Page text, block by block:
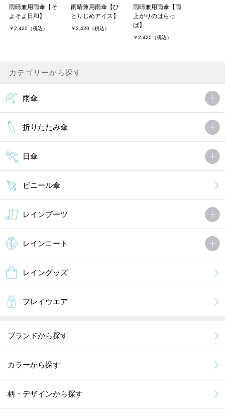
雨晴兼用雨傘【そ
よそよ日和】
￥2,420（税込）
雨晴兼用雨傘【ひ
とりじめアイス】
￥2,420（税込）
雨晴兼用雨傘【雨
上がりのはらっ
ぱ】
￥2,420（税込）
カテゴリーから探す
雨傘
折りたたみ傘
日傘
ビニール傘
レインブーツ
レインコート
レイングッズ
プレイウエア
ブランドから探す
カラーから探す
柄・デザインから探す